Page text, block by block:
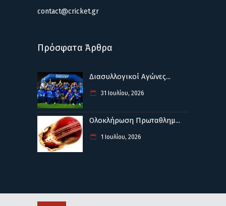
contact@cricket.gr
Πρόσφατα Άρθρα
Διασυλλογικοί Αγώνες...
31 Ιουλίου, 2026
Ολοκλήρωση Πρωταθλημ...
1 Ιουλίου, 2026